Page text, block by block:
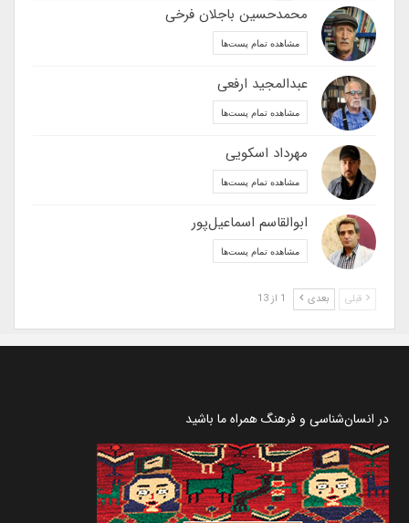
محمدحسین باجلان فرخی
مشاهده تمام پست‌ها
عبدالمجید ارفعی
مشاهده تمام پست‌ها
مهرداد اسکویی
مشاهده تمام پست‌ها
ابوالقاسم اسماعیل‌پور
مشاهده تمام پست‌ها
قبلی بعدی
در انسان‌شناسی و فرهنگ همراه ما باشید